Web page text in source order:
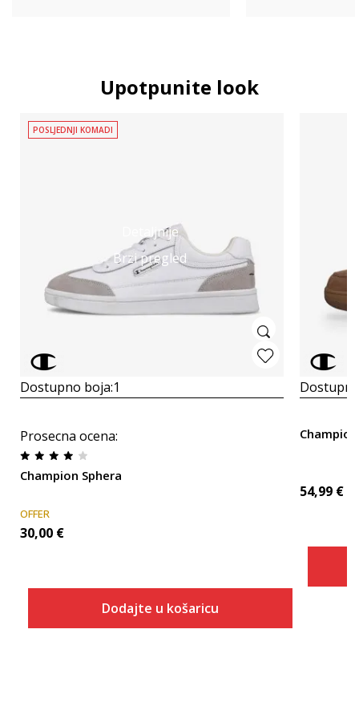
Upotpunite look
Detaljnije
Brzi pregled
POSLJEDNJI KOMADI
Dostupno boja:1
Prosecna ocena:
Champion Sphera
OFFER
30,00 €
Dodajte u košaricu
54,99 €